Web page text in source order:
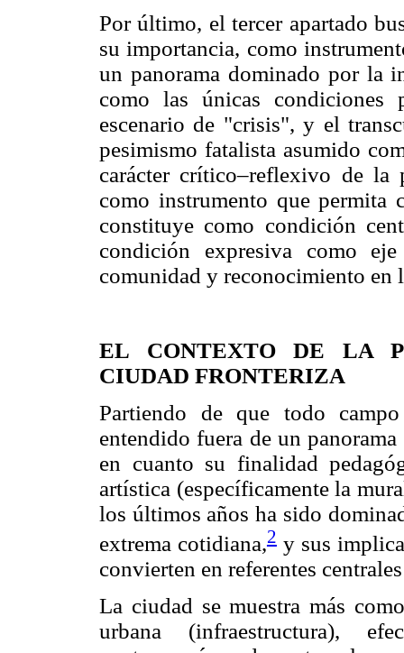
Por último, el tercer apartado
su importancia, como
un panorama dominado por la
como las únicas
escenario de "crisis", y el
pesimismo fatalista asumido
carácter crítico–reflexivo de la
como instrumento que permita
constituye como condición
condición expresiva como
comunidad y reconocimiento
EL CONTEXTO DE LA
CIUDAD FRONTERIZA
Partiendo de que todo
entendido fuera de un
en cuanto su finalidad
artística (específicamente la
los últimos años ha sido
extrema cotidiana,2y sus
convierten en referentes
La ciudad se muestra más
urbana (infraestructura),